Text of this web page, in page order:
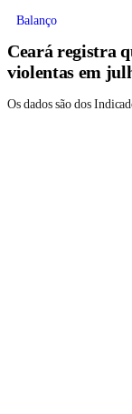
Balanço
Ceará registra
violentas em
Os dados são dos